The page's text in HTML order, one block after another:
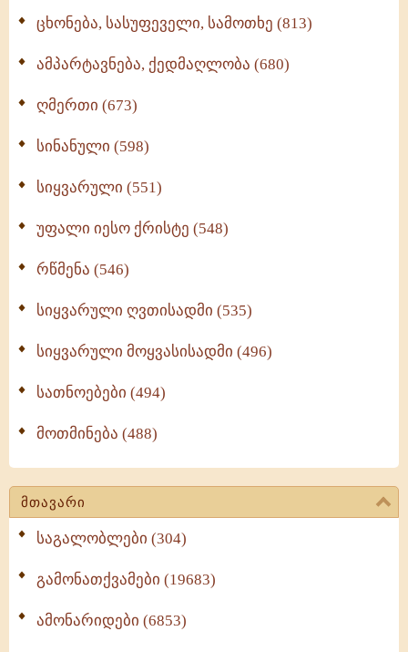
ცხონება, სასუფეველი, სამოთხე (813)
ამპარტავნება, ქედმაღლობა (680)
ღმერთი (673)
სინანული (598)
სიყვარული (551)
უფალი იესო ქრისტე (548)
რწმენა (546)
სიყვარული ღვთისადმი (535)
სიყვარული მოყვასისადმი (496)
სათნოებები (494)
მოთმინება (488)
მთავარი
საგალობლები (304)
გამონათქვამები (19683)
ამონარიდები (6853)